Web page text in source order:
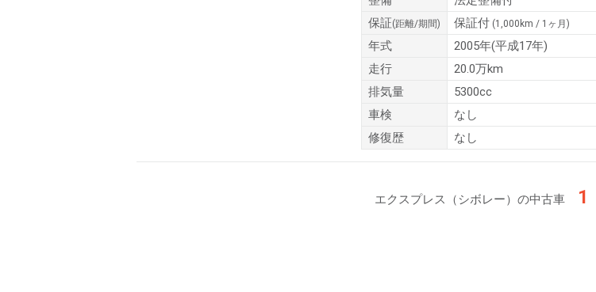
保証(距離/期間) 保証付(1,000km / 1ヶ月)
年式
2005年(平成17年)
走行
20.0万km
排気量
5300cc
車検
なし
修復歴
なし
エクスプレス（シボレー）の中古車 1